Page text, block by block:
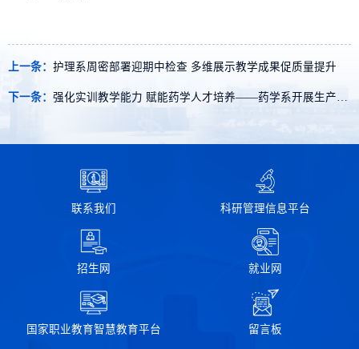
上一条： 护理系周密部署迎期中检查 多维展示教学成果促质量提升
下一条： 强化实训教学能力 赋能药学人才培养​——药学系开展生产性实训基地设备操作专项培训
联系我们 科研管理信息平台
招生网 就业网
国家职业教育智慧教育平台 留言板